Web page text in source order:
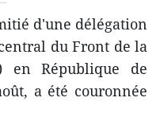
d'une délégation
du Front de la
en République de
a été couronnée